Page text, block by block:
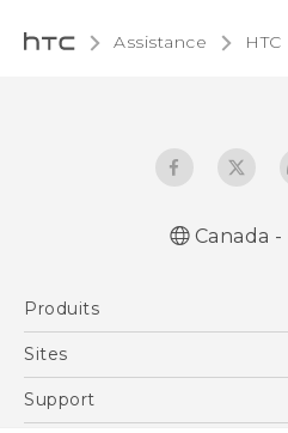
Assistance
Canada
Produits
5G
EXODUS
Sites
HTC Dev
Support